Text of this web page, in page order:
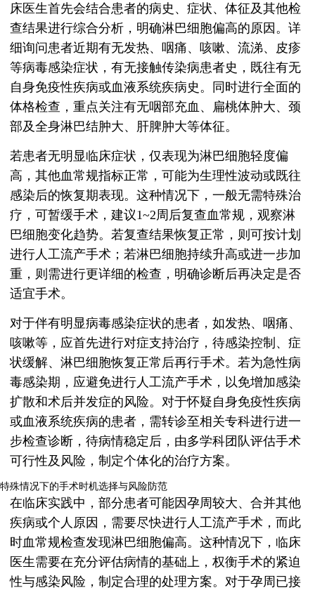
床医生首先会结合患者的病史、症状、体征及其他检
查结果进行综合分析，明确淋巴细胞偏高的原因。详
细询问患者近期有无发热、咽痛、咳嗽、流涕、皮疹
等病毒感染症状，有无接触传染病患者史，既往有无
自身免疫性疾病或血液系统疾病史。同时进行全面的
体格检查，重点关注有无咽部充血、扁桃体肿大、颈
部及全身淋巴结肿大、肝脾肿大等体征。
若患者无明显临床症状，仅表现为淋巴细胞轻度偏
高，其他血常规指标正常，可能为生理性波动或既往
感染后的恢复期表现。这种情况下，一般无需特殊治
疗，可暂缓手术，建议1~2周后复查血常规，观察淋
巴细胞变化趋势。若复查结果恢复正常，则可按计划
进行人工流产手术；若淋巴细胞持续升高或进一步加
重，则需进行更详细的检查，明确诊断后再决定是否
适宜手术。
对于伴有明显病毒感染症状的患者，如发热、咽痛、
咳嗽等，应首先进行对症支持治疗，待感染控制、症
状缓解、淋巴细胞恢复正常后再行手术。若为急性病
毒感染期，应避免进行人工流产手术，以免增加感染
扩散和术后并发症的风险。对于怀疑自身免疫性疾病
或血液系统疾病的患者，需转诊至相关专科进行进一
步检查诊断，待病情稳定后，由多学科团队评估手术
可行性及风险，制定个体化的治疗方案。
特殊情况下的手术时机选择与风险防范
在临床实践中，部分患者可能因孕周较大、合并其他
疾病或个人原因，需要尽快进行人工流产手术，而此
时血常规检查发现淋巴细胞偏高。这种情况下，临床
医生需要在充分评估病情的基础上，权衡手术的紧迫
性与感染风险，制定合理的处理方案。对于孕周已接